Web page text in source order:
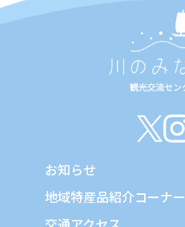
お知らせ
地域特産品紹介コーナー